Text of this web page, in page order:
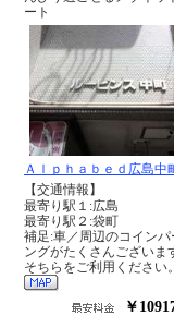
ート
Ａｌｐｈａｂｅｄ広島中
【交通情報】
最寄り駅１:広島
最寄り駅２:袋町
補足:車／周辺のコインパ
ングがたくさんございま
そちらをご利用ください
￥